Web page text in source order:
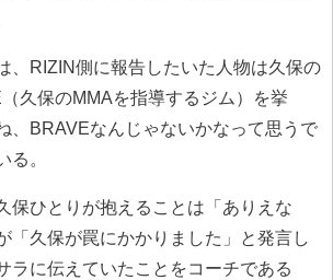
、RIZIN側に報告したいた人物は久保の
久保のMMAを指導するジム）を挙
、BRAVEなんじゃないかなって思うで
る。
保ひとりが抱えることは「ありえな
「久保が罠にかかりました」と発言し
ラに伝えていたことをコーチである